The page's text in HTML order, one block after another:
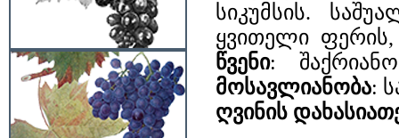
სიკუმსის.
ყვითელი
წვენი:
მოსავლიანობა:
ღვინის